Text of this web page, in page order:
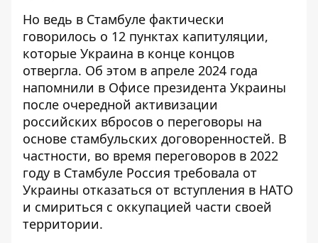
Но ведь в Стамбуле фактически
говорилось о 12 пунктах капитуляции,
которые Украина в конце концов
отвергла. Об этом в апреле 2024 года
напомнили в Офисе президента Украины
после очередной активизации
российских вбросов о переговоры на
основе стамбульских договоренностей. В
частности, во время переговоров в 2022
году в Стамбуле Россия требовала от
Украины отказаться от вступления в НАТО
и смириться с оккупацией части своей
территории.